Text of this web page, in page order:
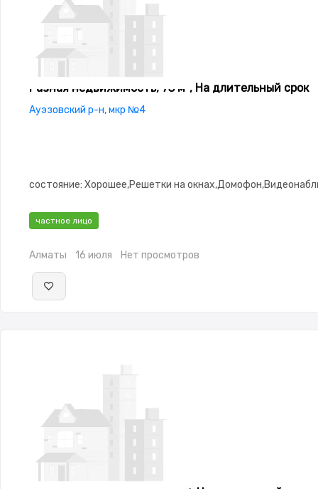
Разная недвижимость, 73 м², На длительный срок
Ауэзовский р-н, мкр №4
состояние: Хорошее,Решетки на
частное лицо
Алматы 16 июля Нет просмотров